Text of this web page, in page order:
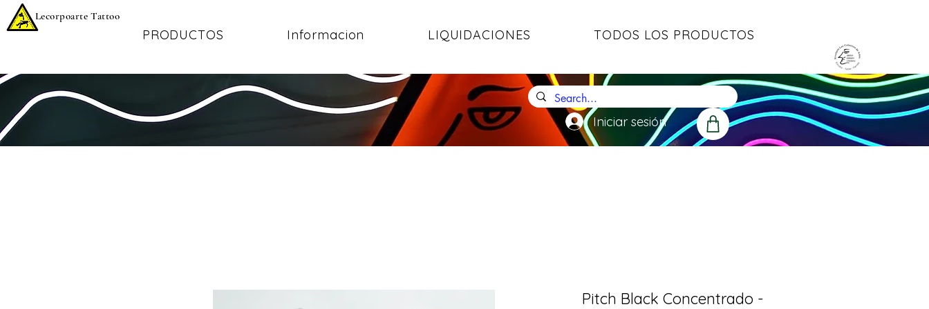
Lecorpoarte Tattoo
PRODUCTOS Informacion LIQUIDACIONES TODOS LOS PRODUCTOS
Iniciar sesión
Pitch Black Concentrado -